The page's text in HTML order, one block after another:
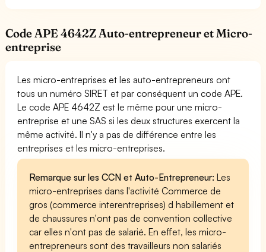
Code APE 4642Z Auto-entrepreneur et Micro-
entreprise
Les micro-entreprises et les auto-entrepreneurs ont
tous un numéro SIRET et par conséquent un code APE.
Le code APE 4642Z est le même pour une micro-
entreprise et une SAS si les deux structures exercent la
même activité. Il n'y a pas de différence entre les
entreprises et les micro-entreprises.
Remarque sur les CCN et Auto-Entrepreneur: Les
micro-entreprises dans l'activité Commerce de
gros (commerce interentreprises) d habillement et
de chaussures n'ont pas de convention collective
car elles n'ont pas de salarié. En effet, les micro-
entrepreneurs sont des travailleurs non salariés